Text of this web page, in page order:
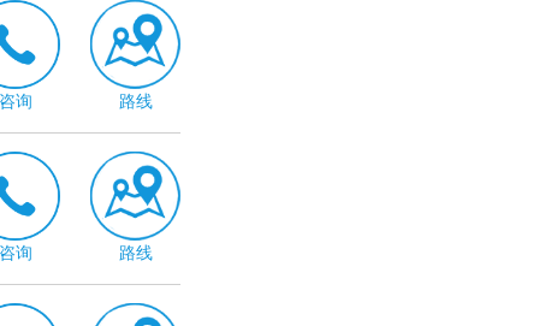
询 路线
询 路线